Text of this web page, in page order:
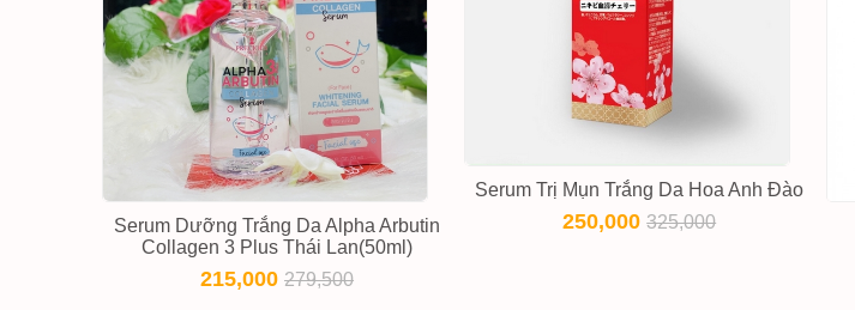
Serum Dưỡng Trắng Da Alpha Arbutin
Collagen 3 Plus Thái Lan(50ml)
215,000279,500
Serum Trị Mụn Trắng Da Hoa Anh Đào
250,000325,000